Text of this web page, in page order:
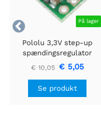
 På lager
Pololu 3,3V step-up
spændingsregulator
U1V10F3
€ 10,05 € 5,05
Se produkt